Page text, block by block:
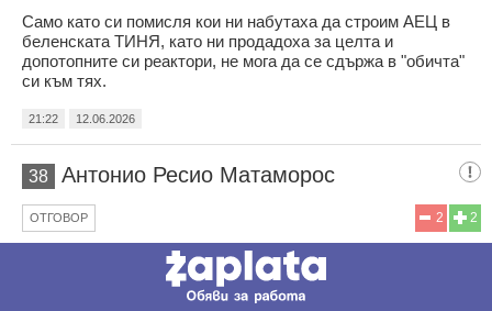
Само като си помисля кои ни набутаха да строим АЕЦ в
беленската ТИНЯ, като ни продадоха за целта и
допотопните си реактори, не мога да се сдържа в "обичта"
си към тях.
21:22 12.06.2026
38 Антонио Ресио Матаморос
2
2
ОТГОВОР
тоо път дрона от наците да не стигне до наща ен.
ромън моо да са ни комшилор и съюзници,ама ония